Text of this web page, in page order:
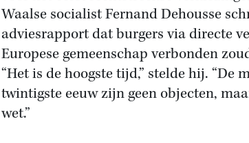
Waalse socialist Fernand Dehousse
adviesrapport dat burgers via directe
Europese gemeenschap verbonden
“Het is de hoogste tijd,” stelde hij. “De
twintigste eeuw zijn geen objecten,
wet.”